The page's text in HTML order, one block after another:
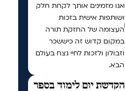
אנו מזמינים אותך לקחת חלק
ושותפות אישית בזכות
העצומה של החזקת תורה
במקום קדוש זה כיששכר
וזבולון ולזכות לחיי נצח בעולם
הבא.
הקדשת יום לימוד בספר